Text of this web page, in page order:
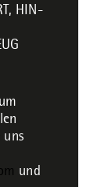
HIN-
uns
und